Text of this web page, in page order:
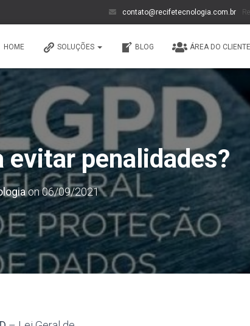
contato@recifetecnologia.com.br
HOME SOLUÇÕES BLOG ÁREA DO CLIENTE
evitar penalidades?
on06/09/2021